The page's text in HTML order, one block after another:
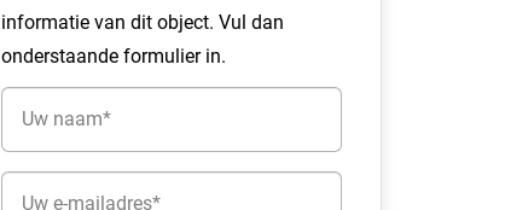
informatie van dit object. Vul dan
onderstaande formulier in.